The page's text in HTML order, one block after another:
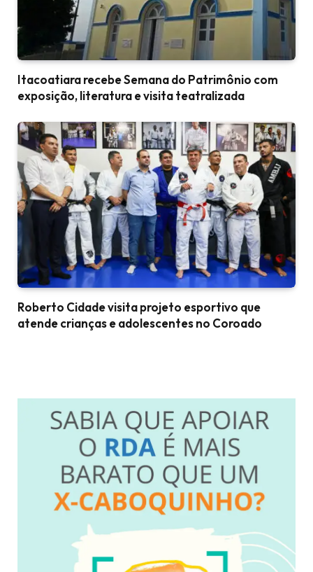
Itacoatiara recebe Semana do Patrimônio com
exposição, literatura e visita teatralizada
Roberto Cidade visita projeto esportivo que
atende crianças e adolescentes no Coroado